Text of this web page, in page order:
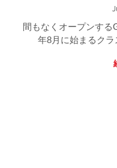
間もなくオープンする
年8月に始まるクラ